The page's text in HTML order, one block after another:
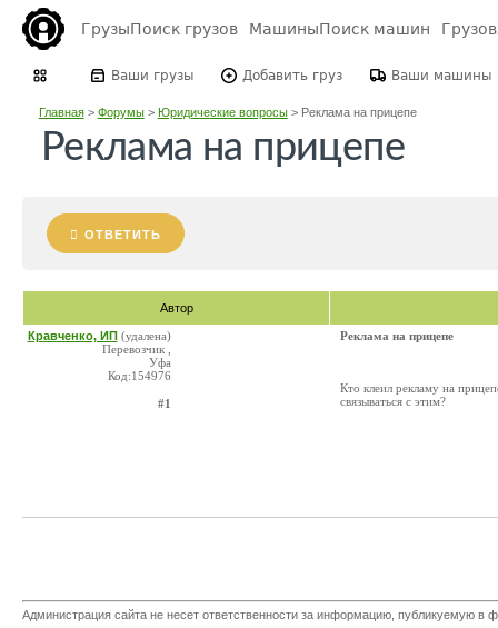
ГрузыПоиск грузов МашиныПоиск машин
Ваши грузы Добавить груз Ваши машины
Главная> Форумы> Юридические вопросы> Реклама на прицепе
Реклама на прицепе
ОТВЕТИТЬ
Автор
Кравченко, ИП (удалена)
Перевозчик ,
Уфа
Код:154976
#1
Реклама на прицепе
Кто клеил рекламу на
связываться с этим?
Администрация сайта не несет ответственности за информацию, публикуемую